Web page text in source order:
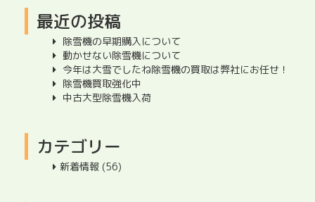
最近の投稿
除雪機の早期購入について
動かせない除雪機について
今年は大雪でしたね除雪機の買取は弊社にお任せ！
除雪機買取強化中
中古大型除雪機入荷
カテゴリー
新着情報 (56)